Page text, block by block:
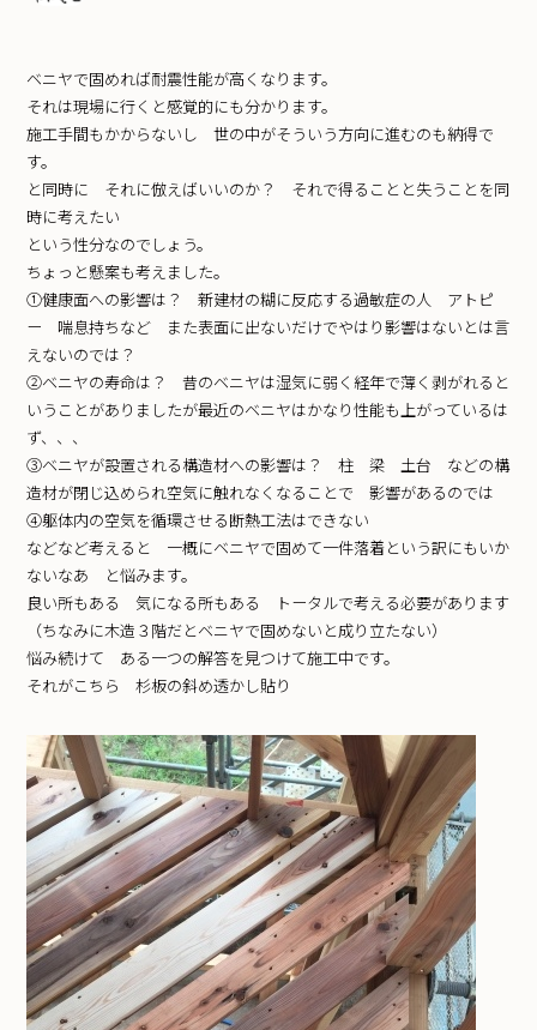
ベニヤで固めれば耐震性能が高くなります。
それは現場に行くと感覚的にも分かります。
施工手間もかからないし 世の中がそういう方向に進むのも納得で
す。
と同時に それに倣えばいいのか？ それで得ることと失うことを同
時に考えたい
という性分なのでしょう。
ちょっと懸案も考えました。
①健康面への影響は？ 新建材の糊に反応する過敏症の人 アトピ
ー 喘息持ちなど また表面に出ないだけでやはり影響はないとは言
えないのでは？
②ベニヤの寿命は？ 昔のベニヤは湿気に弱く経年で薄く剥がれると
いうことがありましたが最近のベニヤはかなり性能も上がっているは
ず、、、
③ベニヤが設置される構造材への影響は？ 柱 梁 土台 などの構
造材が閉じ込められ空気に触れなくなることで 影響があるのでは
④躯体内の空気を循環させる断熱工法はできない
などなど考えると 一概にベニヤで固めて一件落着という訳にもいか
ないなあ と悩みます。
良い所もある 気になる所もある トータルで考える必要があります
（ちなみに木造３階だとベニヤで固めないと成り立たない）
悩み続けて ある一つの解答を見つけて施工中です。
それがこちら 杉板の斜め透かし貼り